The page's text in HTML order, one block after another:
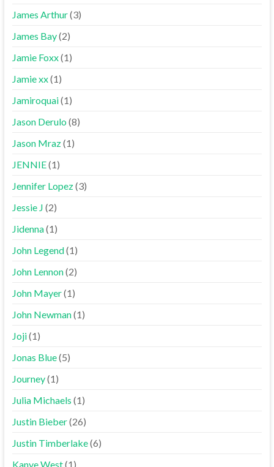
James Arthur(3)
James Bay(2)
Jamie Foxx(1)
Jamie xx(1)
Jamiroquai(1)
Jason Derulo(8)
Jason Mraz(1)
JENNIE(1)
Jennifer Lopez(3)
Jessie J (2)
Jidenna(1)
John Legend(1)
John Lennon(2)
John Mayer(1)
John Newman(1)
Joji(1)
Jonas Blue(5)
Journey(1)
Julia Michaels (1)
Justin Bieber(26)
Justin Timberlake(6)
Kanye West(1)